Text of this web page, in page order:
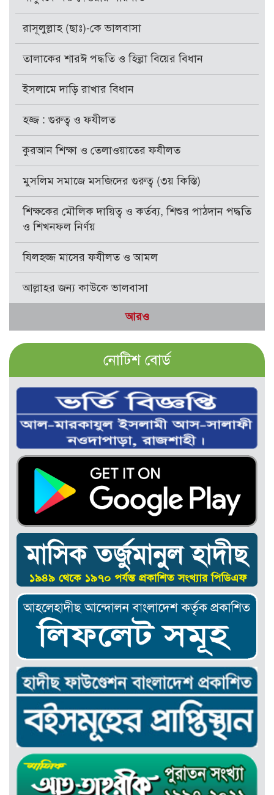
রাসূলুল্লাহ (ছাঃ)-কে ভালবাসা
তালাকের শারঈ পদ্ধতি ও হিল্লা বিয়ের বিধান
ইসলামে দাড়ি রাখার বিধান
হজ্জ : গুরুত্ব ও ফযীলত
কুরআন শিক্ষা ও তেলাওয়াতের ফযীলত
মুসলিম সমাজে মসজিদের গুরুত্ব (৩য় কিস্তি)
শিক্ষকের মৌলিক দায়িত্ব ও কর্তব্য, শিশুর পাঠদান পদ্ধতি
ও শিখনফল নির্ণয়
যিলহজ্জ মাসের ফযীলত ও আমল
আল্লাহর জন্য কাউকে ভালবাসা
আরও
নোটিশ বোর্ড